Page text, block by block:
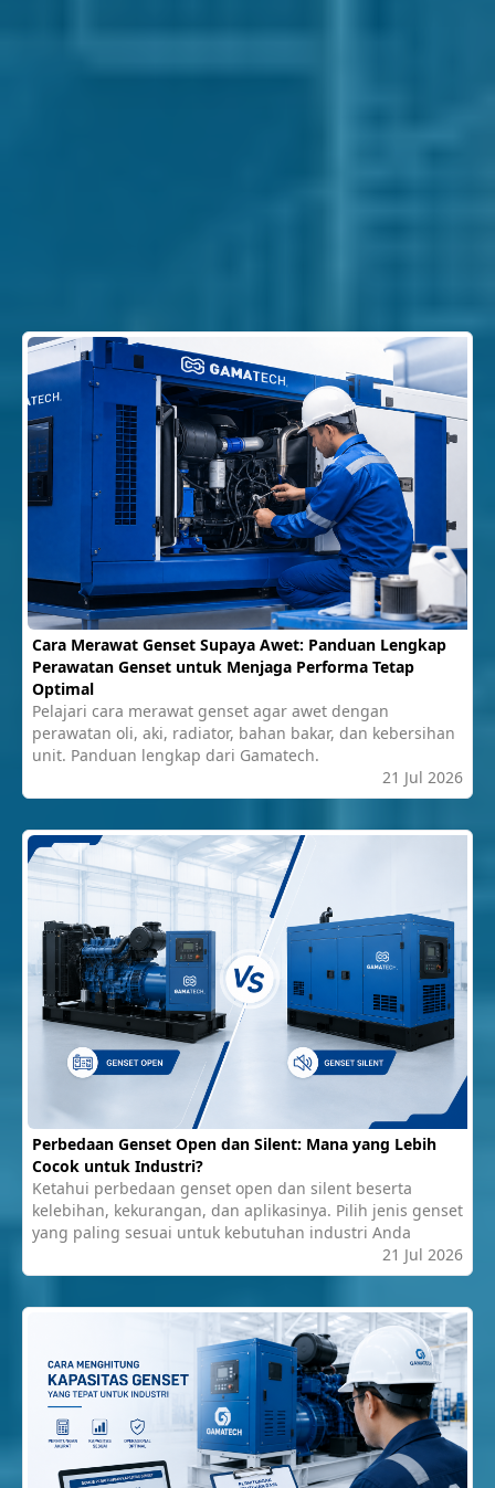
Cara Merawat Genset Supaya Awet: Panduan Lengkap
Perawatan Genset untuk Menjaga Performa Tetap
Optimal
Pelajari cara merawat genset agar awet dengan
perawatan oli, aki, radiator, bahan bakar, dan kebersihan
unit. Panduan lengkap dari Gamatech.
21 Jul 2026
Perbedaan Genset Open dan Silent: Mana yang Lebih
Cocok untuk Industri?
Ketahui perbedaan genset open dan silent beserta
kelebihan, kekurangan, dan aplikasinya. Pilih jenis genset
yang paling sesuai untuk kebutuhan industri Anda
21 Jul 2026